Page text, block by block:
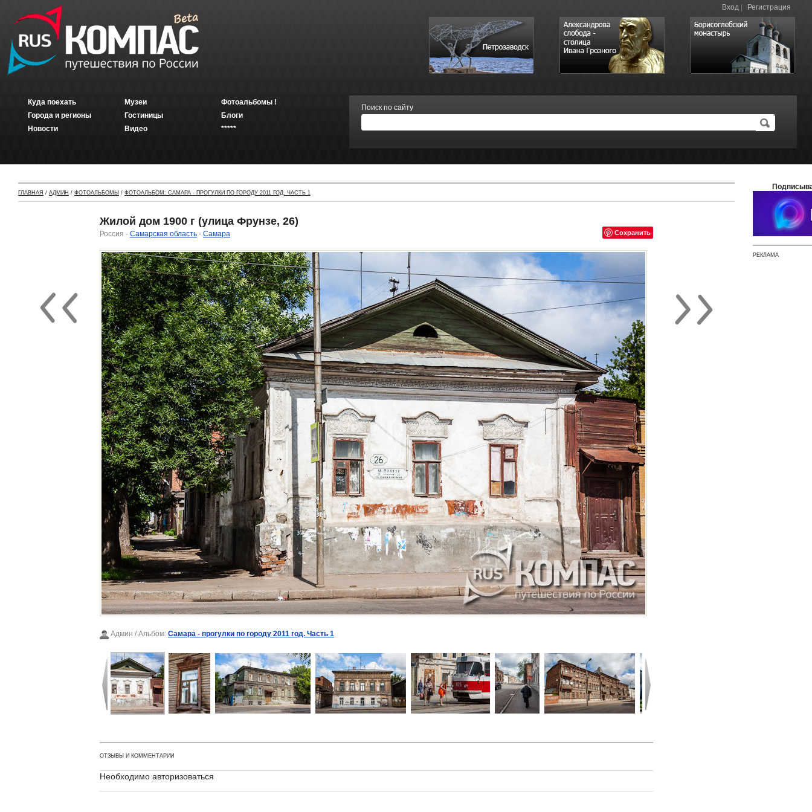
Вход Регистрация
Куда поехать
Города и регионы
Новости
Музеи
Гостиницы
Видео
Фотоальбомы !
Блоги
*****
Поиск по сайту
ГЛАВНАЯ / АДМИН / ФОТОАЛЬБОМЫ / ФОТОАЛЬБОМ: САМАРА - ПРОГУЛКИ ПО ГОРОДУ 2011 ГОД. ЧАСТЬ 1
Жилой дом 1900 г (улица Фрунзе, 26)
Сохранить
Россия - Самарская область - Самара
Админ / Альбом: Самара - прогулки по городу 2011 год. Часть 1
ОТЗЫВЫ И КОММЕНТАРИИ
Необходимо авторизоваться
РЕКЛАМА